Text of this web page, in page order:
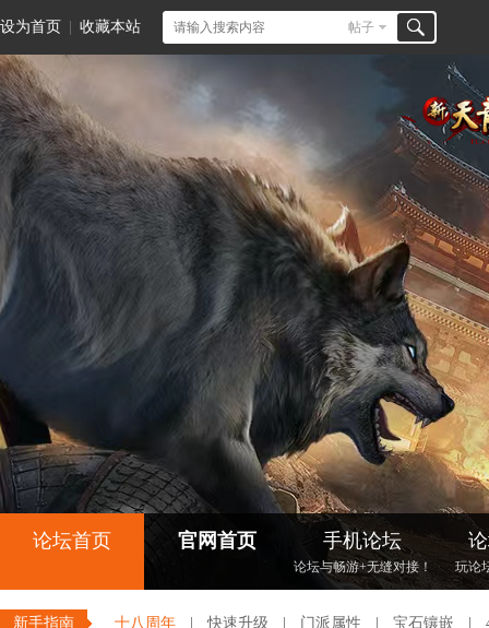
设为首页 收藏本站 帖子
论坛首页 官网首页 手机论坛
论坛与畅游+无缝对接！ 玩论
新手指南 十八周年 快速升级 门派属性 宝石镶嵌